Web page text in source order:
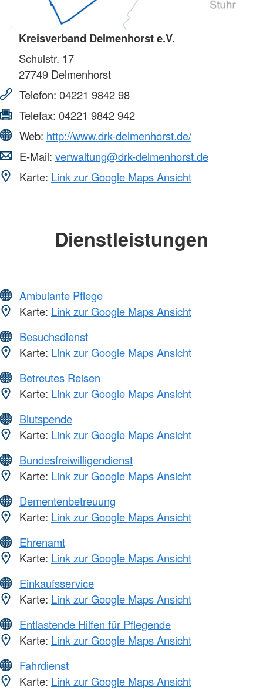
Kreisverband Delmenhorst e.V.
Schulstr. 17
27749 Delmenhorst
Telefon: 04221 9842 98
Telefax: 04221 9842 942
Web: http://www.drk-delmenhorst.de/
E-Mail: verwaltung@drk-delmenhorst.de
Karte: Link zur Google Maps Ansicht
Dienstleistungen
Ambulante Pflege
Karte: Link zur Google Maps Ansicht
Besuchsdienst
Karte: Link zur Google Maps Ansicht
Betreutes Reisen
Karte: Link zur Google Maps Ansicht
Blutspende
Karte: Link zur Google Maps Ansicht
Bundesfreiwilligendienst
Karte: Link zur Google Maps Ansicht
Dementenbetreuung
Karte: Link zur Google Maps Ansicht
Ehrenamt
Karte: Link zur Google Maps Ansicht
Einkaufsservice
Karte: Link zur Google Maps Ansicht
Entlastende Hilfen für Pflegende
Karte: Link zur Google Maps Ansicht
Fahrdienst
Karte: Link zur Google Maps Ansicht